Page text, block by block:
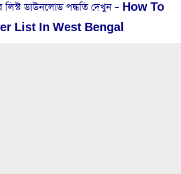
লিস্ট ডাউনলোড পদ্ধতি দেখুন – How To
List In West Bengal